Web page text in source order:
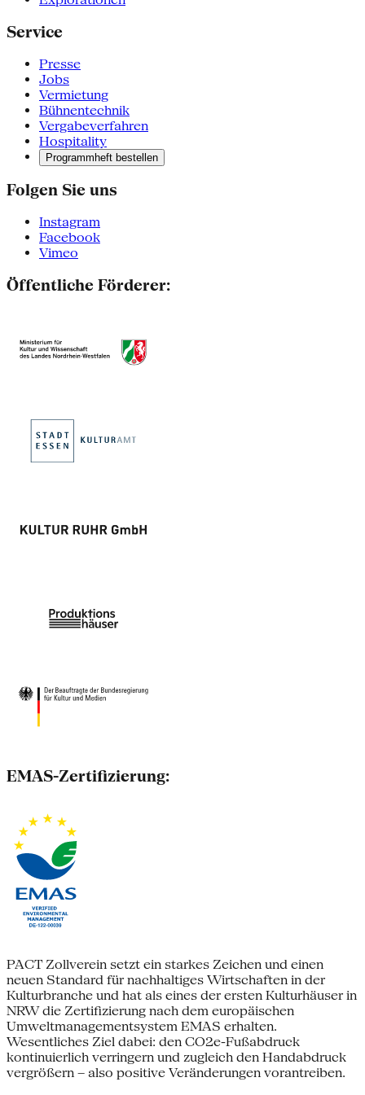
Service
Presse
Jobs
Vermietung
Bühnentechnik
Vergabeverfahren
Hospitality
Programmheft bestellen
Folgen Sie uns
Instagram
Facebook
Vimeo
Öffentliche Förderer:
EMAS-Zertifizierung:
PACT Zollverein setzt ein starkes Zeichen und einen
neuen Standard für nachhaltiges Wirtschaften in der
Kulturbranche und hat als eines der ersten Kulturhäuser in
NRW die Zertifizierung nach dem europäischen
Umweltmanagementsystem EMAS erhalten.
Wesentliches Ziel dabei: den CO2e-Fußabdruck
kontinuierlich verringern und zugleich den Handabdruck
vergrößern – also positive Veränderungen vorantreiben.